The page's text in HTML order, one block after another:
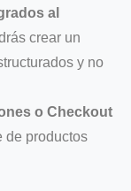
al
crear un
y no
o Checkout
de productos